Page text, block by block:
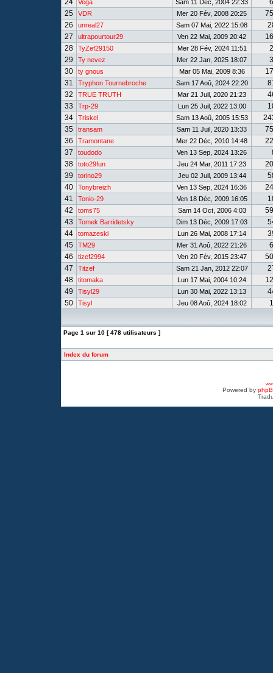
24
Vega Sam 11 Déc, 2004 22:33
25
VDR Mer 20 Fév, 2008 20:25
26
unreal27 Sam 07 Mai, 2022 15:08
27
ultrapourtour29 Ven 22 Mai, 2009 20:42
28
TyZef29150 Mer 28 Fév, 2024 11:51
29
Ty nevez Mer 22 Jan, 2025 18:07
30
ty gnous Mar 05 Mai, 2009 8:36
31
Tryphon Tournebroche Sam 17 Aoû, 2024 22:20
32
TRUE TRUTH Mar 21 Juil, 2020 21:23
33
Trp-29 Lun 25 Juil, 2022 13:00
34
Triskel Sam 13 Aoû, 2005 15:53
35
transam Sam 11 Juil, 2020 13:33
36
Tramontane Mer 22 Déc, 2010 14:48
37
toudodo Ven 13 Sep, 2024 13:26
38
toto29fun Jeu 24 Mar, 2011 17:23
39
torino29 Jeu 02 Juil, 2009 13:44
40
Tonybreizh Ven 13 Sep, 2024 16:36
41
Tonio-29 Ven 18 Déc, 2009 16:05
42
toms75 Sam 14 Oct, 2006 4:03
43
Tomek Barridetsky Dim 13 Déc, 2009 17:03
44
tomazeski Lun 26 Mai, 2008 17:14
45
TM29 Mer 31 Aoû, 2022 21:26
46
tizef2994 Ven 20 Fév, 2015 23:47
47
Titzef Sam 21 Jan, 2012 22:07
48
titomaka Lun 17 Mai, 2004 10:24
49
Tisyl29 Lun 30 Mai, 2022 13:13
50
Tisyl Jeu 08 Aoû, 2024 18:02
Page 1 sur 10 [ 478 utilisateurs ]
Index du forum
Powered by